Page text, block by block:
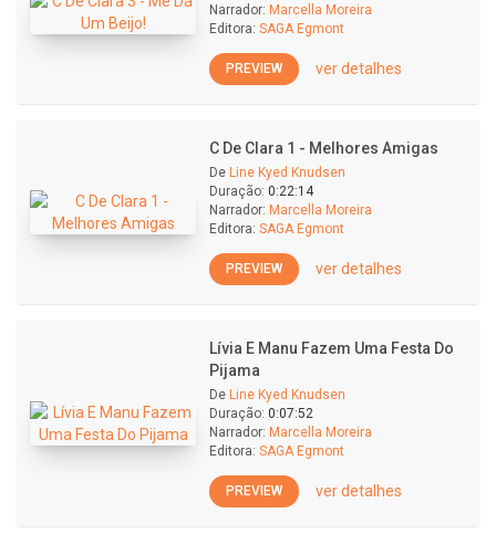
Narrador: Marcella Moreira
Editora: SAGA Egmont
PREVIEW ver detalhes
C De Clara 1 - Melhores Amigas
De Line Kyed Knudsen
Duração: 0:22:14
Narrador: Marcella Moreira
Editora: SAGA Egmont
PREVIEW ver detalhes
Lívia E Manu Fazem Uma Festa Do
Pijama
De Line Kyed Knudsen
Duração: 0:07:52
Narrador: Marcella Moreira
Editora: SAGA Egmont
PREVIEW ver detalhes